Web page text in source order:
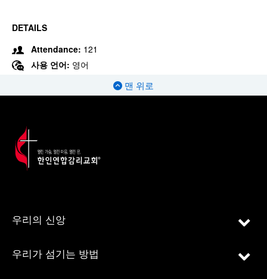
DETAILS
Attendance: 121
사용 언어: 영어
맨 위로
우리의 신앙
우리가 섬기는 방법